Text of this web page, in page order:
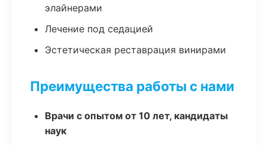
элайнерами
Лечение под седацией
Эстетическая реставрация винирами
Преимущества работы с нами
Врачи с опытом от 10 лет, кандидаты
наук